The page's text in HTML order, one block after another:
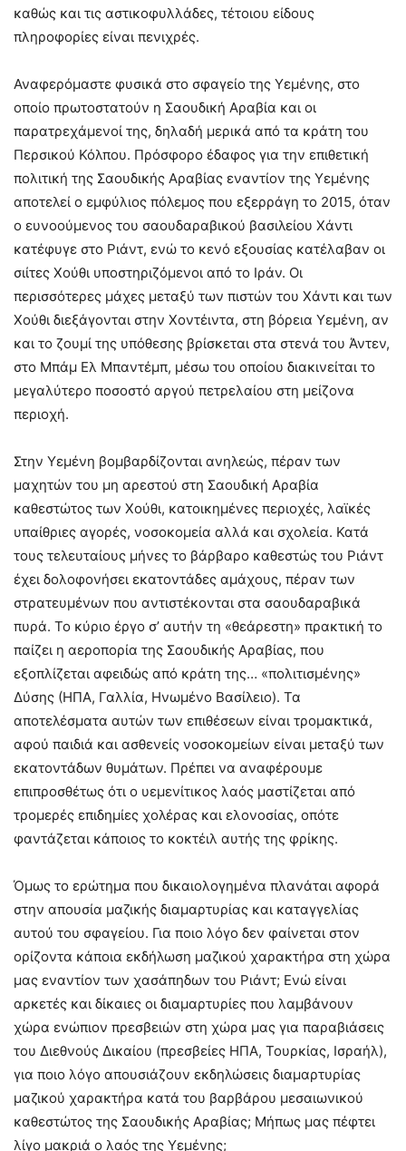
καθώς και τις αστικοφυλλάδες, τέτοιου είδους
πληροφορίες είναι πενιχρές.
Αναφερόμαστε φυσικά στο σφαγείο της Υεμένης, στο
οποίο πρωτοστατούν η Σαουδική Αραβία και οι
παρατρεχάμενοί της, δηλαδή μερικά από τα κράτη του
Περσικού Κόλπου. Πρόσφορο έδαφος για την επιθετική
πολιτική της Σαουδικής Αραβίας εναντίον της Υεμένης
αποτελεί ο εμφύλιος πόλεμος που εξερράγη το 2015, όταν
ο ευνοούμενος του σαουδαραβικού βασιλείου Χάντι
κατέφυγε στο Ριάντ, ενώ το κενό εξουσίας κατέλαβαν οι
σιίτες Χούθι υποστηριζόμενοι από το Ιράν. Οι
περισσότερες μάχες μεταξύ των πιστών του Χάντι και των
Χούθι διεξάγονται στην Χοντέιντα, στη βόρεια Υεμένη, αν
και το ζουμί της υπόθεσης βρίσκεται στα στενά του Άντεν,
στο Μπάμ Ελ Μπαντέμπ, μέσω του οποίου διακινείται το
μεγαλύτερο ποσοστό αργού πετρελαίου στη μείζονα
περιοχή.
Στην Υεμένη βομβαρδίζονται ανηλεώς, πέραν των
μαχητών του μη αρεστού στη Σαουδική Αραβία
καθεστώτος των Χούθι, κατοικημένες περιοχές, λαϊκές
υπαίθριες αγορές, νοσοκομεία αλλά και σχολεία. Κατά
τους τελευταίους μήνες το βάρβαρο καθεστώς του Ριάντ
έχει δολοφονήσει εκατοντάδες αμάχους, πέραν των
στρατευμένων που αντιστέκονται στα σαουδαραβικά
πυρά. Το κύριο έργο σ’ αυτήν τη «θεάρεστη» πρακτική το
παίζει η αεροπορία της Σαουδικής Αραβίας, που
εξοπλίζεται αφειδώς από κράτη της… «πολιτισμένης»
Δύσης (ΗΠΑ, Γαλλία, Ηνωμένο Βασίλειο). Τα
αποτελέσματα αυτών των επιθέσεων είναι τρομακτικά,
αφού παιδιά και ασθενείς νοσοκομείων είναι μεταξύ των
εκατοντάδων θυμάτων. Πρέπει να αναφέρουμε
επιπροσθέτως ότι ο υεμενίτικος λαός μαστίζεται από
τρομερές επιδημίες χολέρας και ελονοσίας, οπότε
φαντάζεται κάποιος το κοκτέιλ αυτής της φρίκης.
Όμως το ερώτημα που δικαιολογημένα πλανάται αφορά
στην απουσία μαζικής διαμαρτυρίας και καταγγελίας
αυτού του σφαγείου. Για ποιο λόγο δεν φαίνεται στον
ορίζοντα κάποια εκδήλωση μαζικού χαρακτήρα στη χώρα
μας εναντίον των χασάπηδων του Ριάντ; Ενώ είναι
αρκετές και δίκαιες οι διαμαρτυρίες που λαμβάνουν
χώρα ενώπιον πρεσβειών στη χώρα μας για παραβιάσεις
του Διεθνούς Δικαίου (πρεσβείες ΗΠΑ, Τουρκίας, Ισραήλ),
για ποιο λόγο απουσιάζουν εκδηλώσεις διαμαρτυρίας
μαζικού χαρακτήρα κατά του βαρβάρου μεσαιωνικού
καθεστώτος της Σαουδικής Αραβίας; Μήπως μας πέφτει
λίγο μακριά ο λαός της Υεμένης;